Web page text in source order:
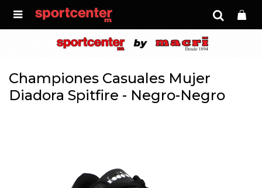

Championes Casuales Mujer
Diadora Spitfire - Negro-Negro